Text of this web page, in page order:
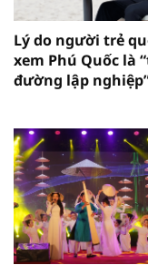
Lý do người trẻ
xem Phú Quốc là
đường lập